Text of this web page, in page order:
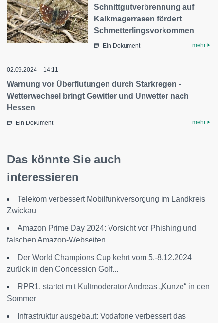
Schnittgutverbrennung auf
Kalkmagerrasen fördert
Schmetterlingsvorkommen
Ein Dokument mehr
02.09.2024 – 14:11
Warnung vor Überflutungen durch Starkregen -
Wetterwechsel bringt Gewitter und Unwetter nach
Hessen
Ein Dokument mehr
Das könnte Sie auch
interessieren
Telekom verbessert Mobilfunkversorgung im Landkreis
Zwickau
Amazon Prime Day 2024: Vorsicht vor Phishing und
falschen Amazon-Webseiten
Der World Champions Cup kehrt vom 5.-8.12.2024
zurück in den Concession Golf...
RPR1. startet mit Kultmoderator Andreas „Kunze“ in den
Sommer
Infrastruktur ausgebaut: Vodafone verbessert das